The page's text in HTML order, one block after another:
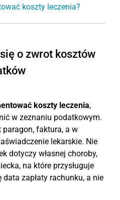
koszty leczenia?
o zwrot kosztów
koszty leczenia,
w zeznaniu podatkowym.
faktura, a w
lekarskie. Nie
dotyczy własnej choroby,
na które przysługuje
data zapłaty rachunku, a nie